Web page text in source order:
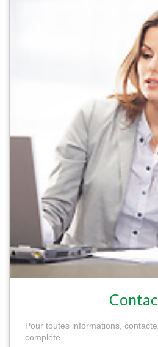
Pour toutes informations,
compléte...